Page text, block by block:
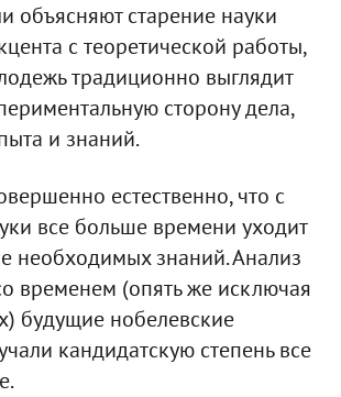
объясняют старение науки
с теоретической работы,
традиционно выглядит
сторону дела,
и знаний.
естественно, что с
все больше времени уходит
необходимых знаний. Анализ
временем (опять же исключая
будущие нобелевские
кандидатскую степень все